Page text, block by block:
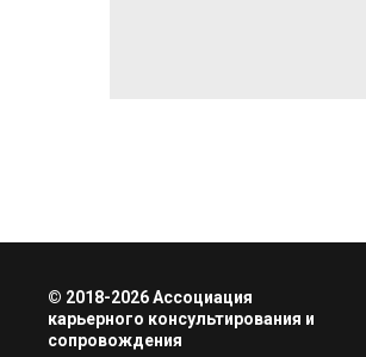
© 2018-2026 Ассоциация
карьерного консультирования и
сопровождения